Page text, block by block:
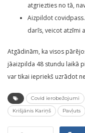
atgriezties no tā,
Aizpildot
darīs, veicot atzīmi
Atgādinām, ka visos
jāaizpilda 48 stundu laikā
var tikai iepriekš uzrādot
Covid ierobežojumi
Krišjānis Kariņš
Pavļuts